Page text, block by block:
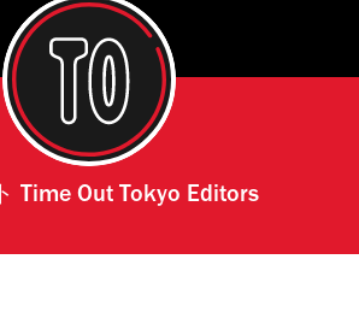
Time Out Tokyo Editors